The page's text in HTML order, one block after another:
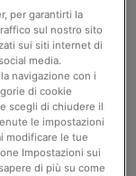
Restore 2:4:2
anti-età con lipidi
4.5 (3084)
disponibile
per garantirti la
sul nostro sito
sui siti internet di
media.
navigazione con i
di cookie
scegli di chiudere il
le impostazioni
modificare le tue
Impostazioni sui
di più su come